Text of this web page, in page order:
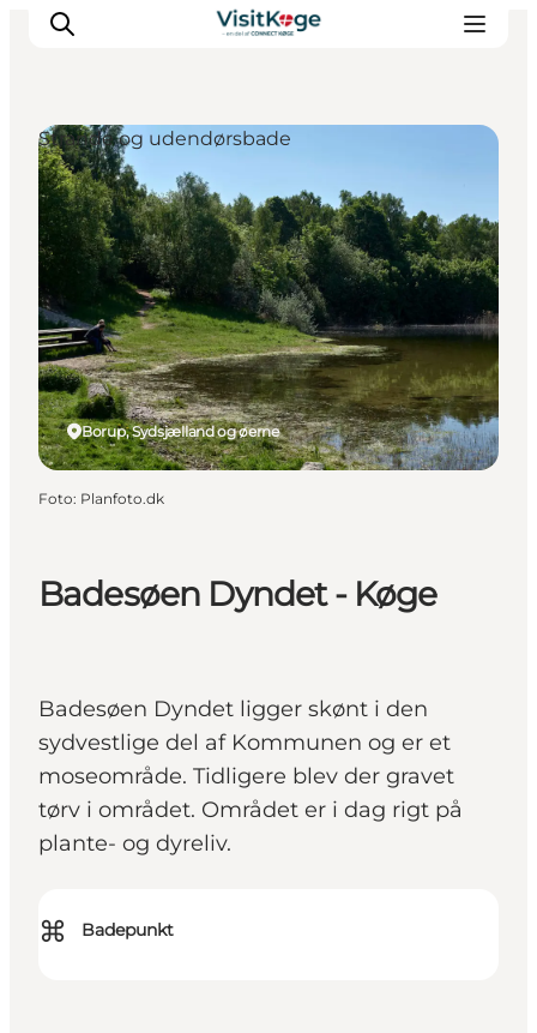
Sommerferie
Oplevelser
Kano
Det sker
Spisesteder
Overnatning
Outdoor
Badesøen Dyndet - Køge
Badesøen Dyndet ligger skønt i den
sydvestlige del af Kommunen og er et
moseområde. Tidligere blev der gravet
tørv i området. Området er i dag rigt på
plante- og dyreliv.
⌘ Badepunkt
Borup, Sydsjælland og øerne
Strande og udendørsbade
Foto: Planfoto.dk